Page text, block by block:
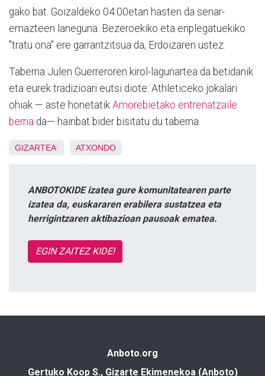
gako bat. Goizaldeko 04:00etan hasten da senar-
emazteen laneguna. Bezeroekiko eta enplegatuekiko
"tratu ona" ere garrantzitsua da, Erdoizaren ustez.
Taberna Julen Guerreroren kirol-lagunartea da betidanik
eta eurek tradizioari eutsi diote. Athleticeko jokalari
ohiak — aste honetatik Amorebietako entrenatzaile
berria da— hainbat bider bisitatu du taberna.
GIZARTEA ATXONDO
ANBOTOKIDE izatea gure komunitatearen parte
izatea da, euskararen erabilera sustatzea eta
herrigintzaren aktibazioan pausoak ematea.
EGIN ZAITEZ KIDE!
Anboto.org
Gertuko Koop S., Gizarte Ekimenekoa (Anboto)